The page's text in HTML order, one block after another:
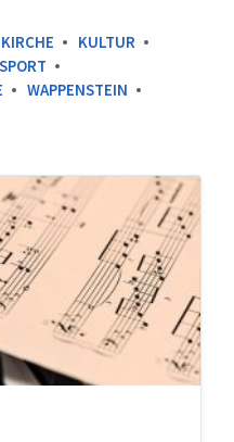
KIRCHE
KULTUR
SPORT
WAPPENSTEIN